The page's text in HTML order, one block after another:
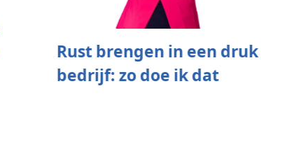
Rust brengen in een druk
bedrijf: zo doe ik dat